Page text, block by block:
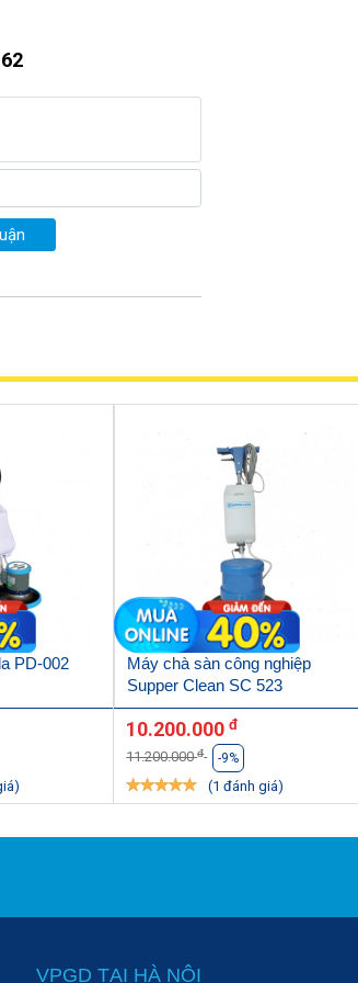
điểm nổi bật
vực không có hoặc là hạn
lo lắng quá trình vệ
là 200rpm và chiều rộng
đánh bóng mặt sàn với
liên tục từ 3 - 5h đồng hồ.
sàn liên tục mà không lo
PD-002
Máy chà sàn công nghiệp
Supper Clean SC 523
10.200.000đ
11.200.000đ -9%
(1 đánh giá)
VPGD TẠI HÀ NỘI